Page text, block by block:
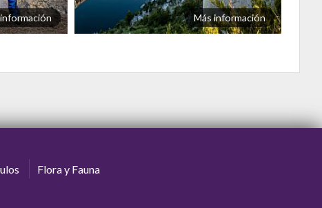
Más información
Flora y Fauna